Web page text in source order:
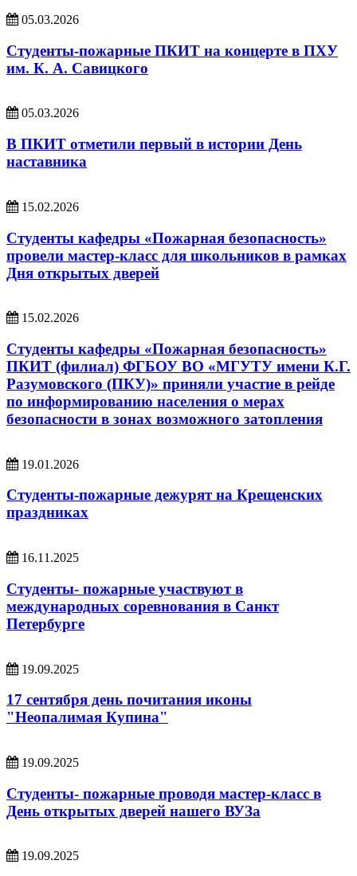
05.03.2026
Студенты-пожарные ПКИТ на концерте в ПХУ
им. К. А. Савицкого
05.03.2026
В ПКИТ отметили первый в истории День
наставника
15.02.2026
Студенты кафедры «Пожарная безопасность»
провели мастер‑класс для школьников в рамках
Дня открытых дверей
15.02.2026
Студенты кафедры «Пожарная безопасность»
ПКИТ (филиал) ФГБОУ ВО «МГУТУ имени К.Г.
Разумовского (ПКУ)» приняли участие в рейде
по информированию населения о мерах
безопасности в зонах возможного затопления
19.01.2026
Студенты-пожарные дежурят на Крещенских
праздниках
16.11.2025
Студенты- пожарные участвуют в
международных соревнования в Санкт
Петербурге
19.09.2025
17 сентября день почитания иконы
"Неопалимая Купина"
19.09.2025
Студенты- пожарные проводя мастер-класс в
День открытых дверей нашего ВУЗа
19.09.2025